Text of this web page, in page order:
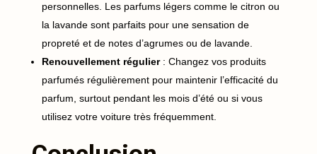
personnelles. Les parfums légers comme le citron ou
la lavande sont parfaits pour une sensation de
propreté et de notes d’agrumes ou de lavande.
Renouvellement régulier: Changez vos produits
parfumés régulièrement pour maintenir l’efficacité du
parfum, surtout pendant les mois d’été ou si vous
utilisez votre voiture très fréquemment.